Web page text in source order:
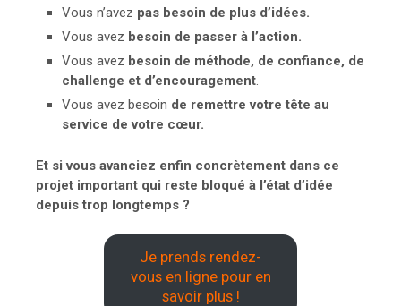
Vous n’avez pas besoin de plus d’idées.
Vous avez besoin de passer à l’action.
Vous avez besoin de méthode, de confiance, de
challenge et d’encouragement.
Vous avez besoin de remettre votre tête au
service de votre cœur.
Et si vous avanciez enfin concrètement dans ce
projet important qui reste bloqué à l’état d’idée
depuis trop longtemps ?
Je prends rendez-
vous en ligne pour en
savoir plus !